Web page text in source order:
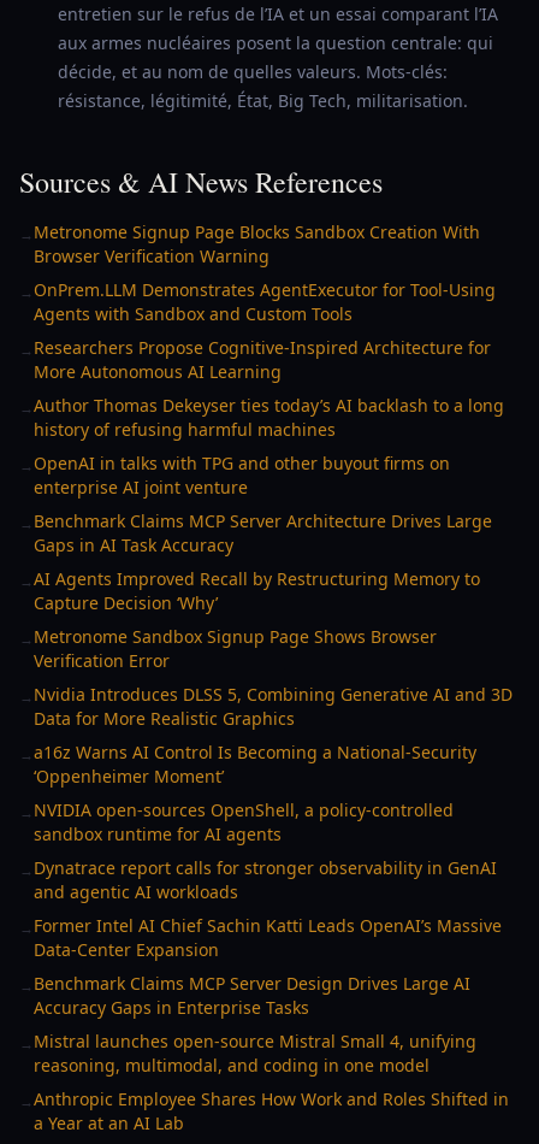
entretien sur le refus de l’IA et un essai comparant l’IA
aux armes nucléaires posent la question centrale: qui
décide, et au nom de quelles valeurs. Mots-clés:
résistance, légitimité, État, Big Tech, militarisation.
Sources & AI News References
→ Metronome Signup Page Blocks Sandbox Creation With
Browser Verification Warning
→ OnPrem.LLM Demonstrates AgentExecutor for Tool-Using
Agents with Sandbox and Custom Tools
→ Researchers Propose Cognitive-Inspired Architecture for
More Autonomous AI Learning
→Author Thomas Dekeyser ties today’s AI backlash to a long
history of refusing harmful machines
→ OpenAI in talks with TPG and other buyout firms on
enterprise AI joint venture
→ Benchmark Claims MCP Server Architecture Drives Large
Gaps in AI Task Accuracy
→AI Agents Improved Recall by Restructuring Memory to
Capture Decision ‘Why’
→ Metronome Sandbox Signup Page Shows Browser
Verification Error
→ Nvidia Introduces DLSS 5, Combining Generative AI and 3D
Data for More Realistic Graphics
→a16z Warns AI Control Is Becoming a National-Security
‘Oppenheimer Moment’
→ NVIDIA open-sources OpenShell, a policy-controlled
sandbox runtime for AI agents
→ Dynatrace report calls for stronger observability in GenAI
and agentic AI workloads
→ Former Intel AI Chief Sachin Katti Leads OpenAI’s Massive
Data-Center Expansion
→ Benchmark Claims MCP Server Design Drives Large AI
Accuracy Gaps in Enterprise Tasks
→ Mistral launches open-source Mistral Small 4, unifying
reasoning, multimodal, and coding in one model
→Anthropic Employee Shares How Work and Roles Shifted in
a Year at an AI Lab